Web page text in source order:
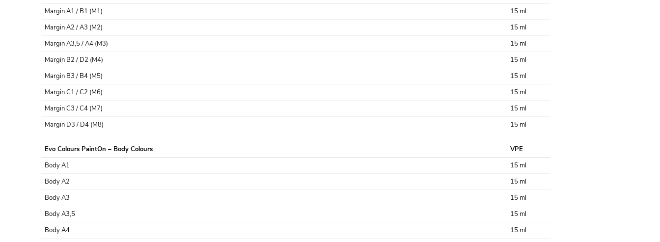
Margin A1 / B1 (M1)
15 ml
Margin A2 / A3 (M2)
15 ml
Margin A3,5 / A4 (M3)
15 ml
Margin B2 / D2 (M4)
15 ml
Margin B3 / B4 (M5)
15 ml
Margin C1 / C2 (M6)
15 ml
Margin C3 / C4 (M7)
15 ml
Margin D3 / D4 (M8)
15 ml
Evo Colours PaintOn – Body Colours
VPE
Body A1
15 ml
Body A2
15 ml
Body A3
15 ml
Body A3,5
15 ml
Body A4
15 ml